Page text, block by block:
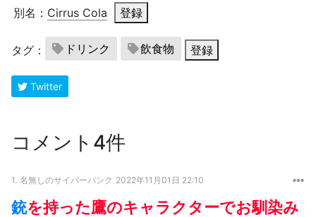
別名： Cirrus Cola 登録
タグ： ドリンク 飲食物 登録
Twitter
コメント4件
1. 名無しのサイバーパンク 2022年11月01日 22:10
銃を持った鷹のキャラクターでお馴染み